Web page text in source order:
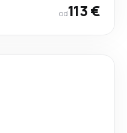
od113 €